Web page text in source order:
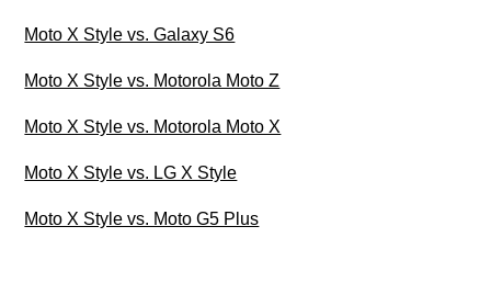
Moto X Style vs. Galaxy S6
Moto X Style vs. Motorola Moto Z
Moto X Style vs. Motorola Moto X
Moto X Style vs. LG X Style
Moto X Style vs. Moto G5 Plus